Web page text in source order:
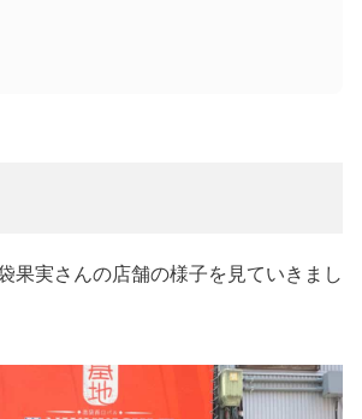
果実さんの店舗の様子を見ていきまし